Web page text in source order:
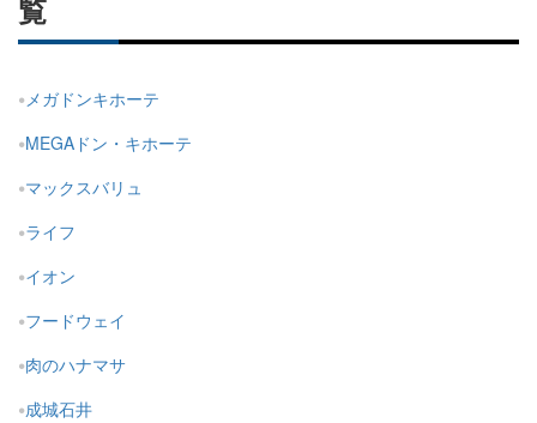
覧
メガドンキホーテ
MEGAドン・キホーテ
マックスバリュ
ライフ
イオン
フードウェイ
肉のハナマサ
成城石井